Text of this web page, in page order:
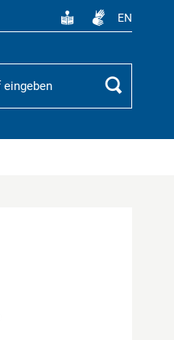
EN
Suchen